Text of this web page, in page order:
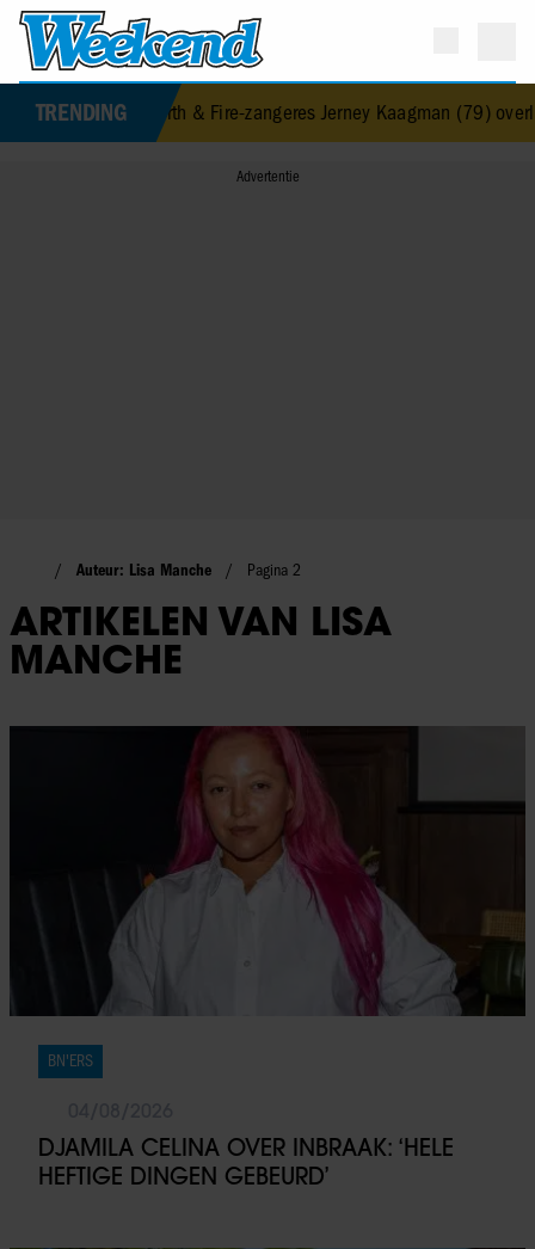
TRENDINGEarth & Fire-zangeres Jerney Kaagman (79) overleden
Auteur: Lisa Manche Pagina 2
ARTIKELEN VAN LISA
MANCHE
BN'ERS
DJAMILA CELINA OVER INBRAAK: ‘HELE
HEFTIGE DINGEN GEBEURD’